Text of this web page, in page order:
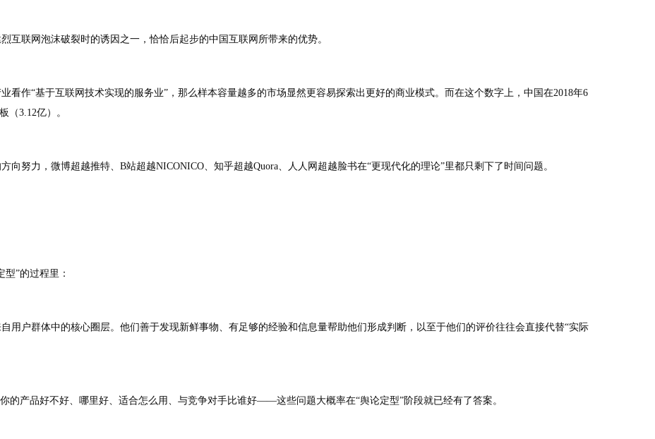
互联网泡沫破裂时的诱因之一，恰恰后起步的中国互联网所带来的优势。
看作“基于互联网技术实现的服务业”，那么样本容量越多的市场显然更容易探索出更好的商业模式。而在这个数字上，中国在2018年6
（3.12亿）。
向努力，微博超越推特、B站超越NICONICO、知乎超越Quora、人人网超越脸书在“更现代化的理论”里都只剩下了时间问题。
”的过程里：
用户群体中的核心圈层。他们善于发现新鲜事物、有足够的经验和信息量帮助他们形成判断，以至于他们的评价往往会直接代替“实际
产品好不好、哪里好、适合怎么用、与竞争对手比谁好——这些问题大概率在“舆论定型”阶段就已经有了答案。